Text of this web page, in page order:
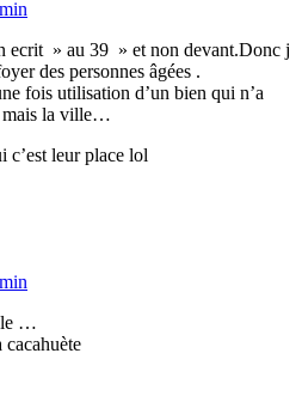
ecrit » au 39 » et non devant.Donc j
des personnes âgées .
fois utilisation d’un bien qui n’a
mais la ville…
c’est leur place lol
le …
cacahuète